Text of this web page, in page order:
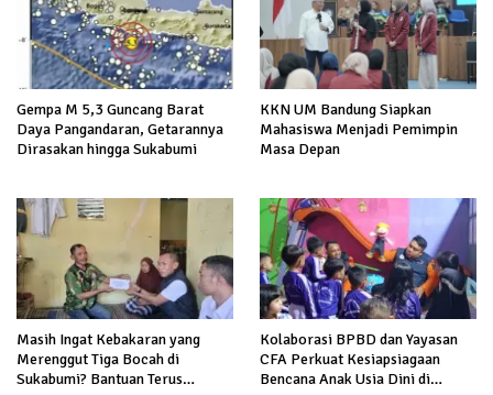
Gempa M 5,3 Guncang Barat
Daya Pangandaran, Getarannya
Dirasakan hingga Sukabumi
KKN UM Bandung Siapkan
Mahasiswa Menjadi Pemimpin
Masa Depan
Masih Ingat Kebakaran yang
Merenggut Tiga Bocah di
Sukabumi? Bantuan Terus
Kolaborasi BPBD dan Yayasan
CFA Perkuat Kesiapsiagaan
Bencana Anak Usia Dini di